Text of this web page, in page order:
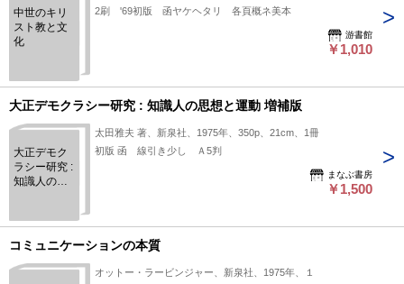
中世のキリ
スト教と文
化
2刷 '69初版 函ヤケヘタリ 各頁概ネ美本
游書館
￥1,010
大正デモクラシー研究 : 知識人の思想と運動 増補版
大正デモク
ラシー研究 :
知識人の思
太田雅夫 著、新泉社、1975年、350p、21cm、1冊
初版 函 線引き少し Ａ5判
まなぶ書房
￥1,500
コミュニケーションの本質
オットー・ラービンジャー、新泉社、1975年、１